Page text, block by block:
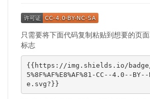
只需要将下面代码复制粘贴到想要的页
标志
{{https://img.shields.io/badge/
5%8F%AF%E8%AF%81-CC--4.0--
e.svg?}}